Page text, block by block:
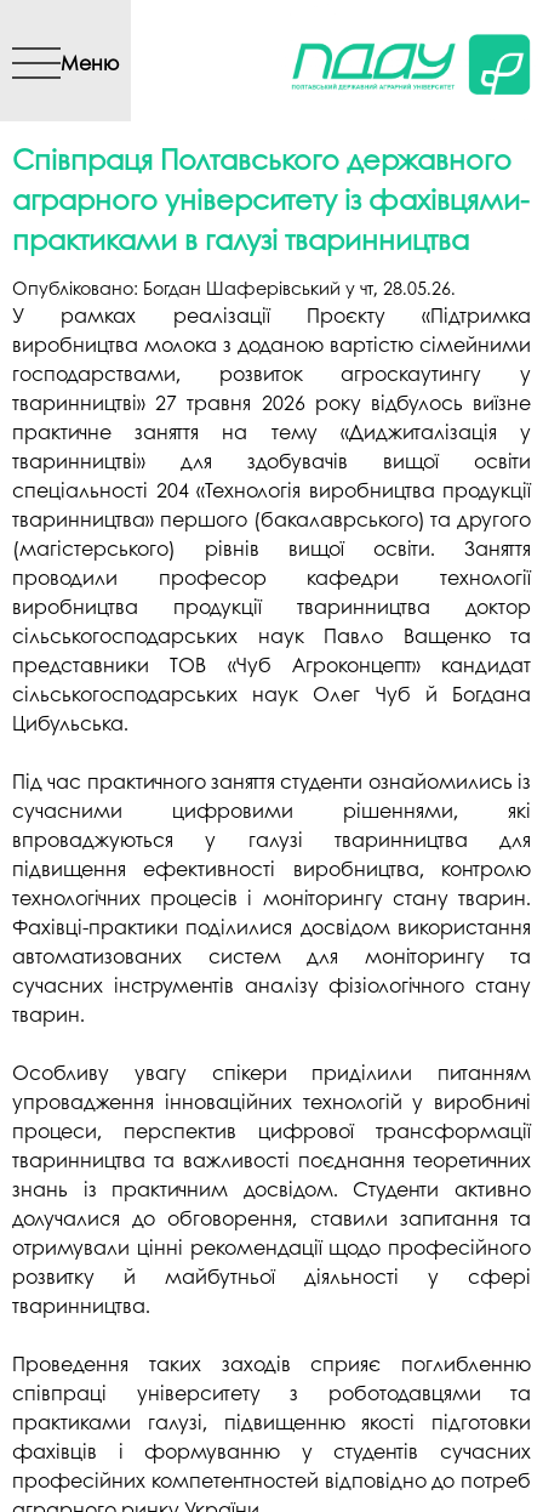
вмісту
Меню
Співпраця Полтавського державного
аграрного університету із фахівцями-
практиками в галузі тваринництва
Опубліковано: Богдан Шаферівський у чт, 28.05.26.
У рамках реалізації Проєкту «Підтримка
виробництва молока з доданою вартістю сімейними
господарствами, розвиток агроскаутингу у
тваринництві» 27 травня 2026 року відбулось виїзне
практичне заняття на тему «Диджиталізація у
тваринництві» для здобувачів вищої освіти
спеціальності 204 «Технологія виробництва продукції
тваринництва» першого (бакалаврського) та другого
(магістерського) рівнів вищої освіти. Заняття
проводили професор кафедри технології
виробництва продукції тваринництва доктор
сільськогосподарських наук Павло Ващенко та
представники ТОВ «Чуб Агроконцепт» кандидат
сільськогосподарських наук Олег Чуб й Богдана
Цибульська.
Під час практичного заняття студенти ознайомились із
сучасними цифровими рішеннями, які
впроваджуються у галузі тваринництва для
підвищення ефективності виробництва, контролю
технологічних процесів і моніторингу стану тварин.
Фахівці-практики поділилися досвідом використання
автоматизованих систем для моніторингу та
сучасних інструментів аналізу фізіологічного стану
тварин.
Особливу увагу спікери приділили питанням
упровадження інноваційних технологій у виробничі
процеси, перспектив цифрової трансформації
тваринництва та важливості поєднання теоретичних
знань із практичним досвідом. Студенти активно
долучалися до обговорення, ставили запитання та
отримували цінні рекомендації щодо професійного
розвитку й майбутньої діяльності у сфері
тваринництва.
Проведення таких заходів сприяє поглибленню
співпраці університету з роботодавцями та
практиками галузі, підвищенню якості підготовки
фахівців і формуванню у студентів сучасних
професійних компетентностей відповідно до потреб